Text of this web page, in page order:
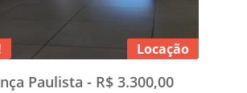
Locação
Paulista - R$ 3.300,00